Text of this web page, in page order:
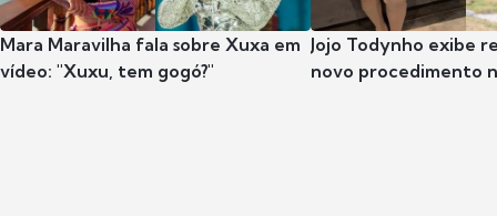
Mara Maravilha fala sobre Xuxa em
vídeo: "Xuxu, tem gogó?"
Jojo Todynho exibe
novo procedimento